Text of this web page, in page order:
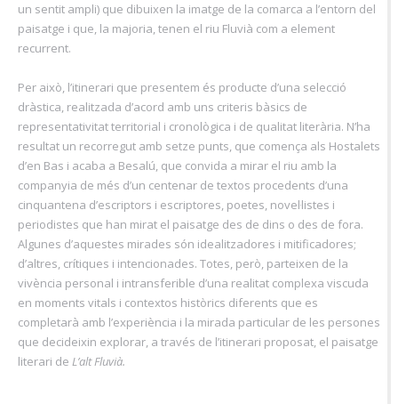
un sentit ampli) que dibuixen la imatge de la comarca a l’entorn del
paisatge i que, la majoria, tenen el riu Fluvià com a element
recurrent.
Per això, l’itinerari que presentem és producte d’una selecció
dràstica, realitzada d’acord amb uns criteris bàsics de
representativitat territorial i cronològica i de qualitat literària. N’ha
resultat un recorregut amb setze punts, que comença als Hostalets
d’en Bas i acaba a Besalú, que convida a mirar el riu amb la
companyia de més d’un centenar de textos procedents d’una
cinquantena d’escriptors i escriptores, poetes, novel·listes i
periodistes que han mirat el paisatge des de dins o des de fora.
Algunes d’aquestes mirades són idealitzadores i mitificadores;
d’altres, crítiques i intencionades. Totes, però, parteixen de la
vivència personal i intransferible d’una realitat complexa viscuda
en moments vitals i contextos històrics diferents que es
completarà amb l’experiència i la mirada particular de les persones
que decideixin explorar, a través de l’itinerari proposat, el paisatge
literari de L’alt Fluvià.